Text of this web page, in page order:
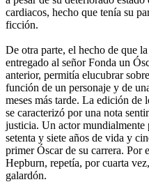
cardiacos, hecho que tenía su
ficción.
De otra parte, el hecho de que
entregado al señor Fonda un
anterior, permitía elucubrar
función de un personaje y de
meses más tarde. La edición de
se caracterizó por una nota
justicia. Un actor
setenta y siete años de vida y
primer Óscar de su carrera. Por
Hepburn, repetía, por cuarta
galardón.